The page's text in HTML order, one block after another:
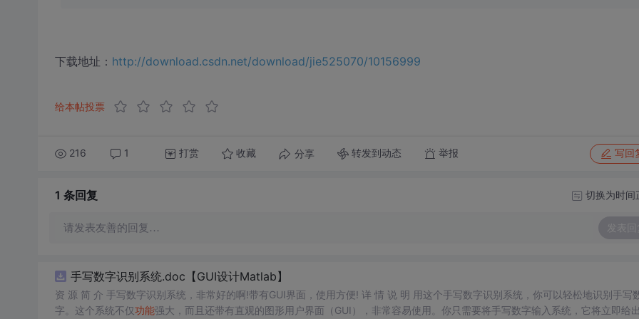
下载地址： http://download.csdn.net/download/jie525070/10156999
给本帖投票
216 1 打赏 收藏 分享 转发到动态 举报 写回
1 条回复 切换为时间
请发表友善的回复… 发表回
手写数字识别系统.doc【GUI设计Matlab】
资 源 简 介 手写数字识别系统，非常好的啊!带有GUI界面，使用方便! 详 情 说 明 用这个手写数字识别系统，你可以轻松地识别手写
字。这个系统不仅功能强大，而且还带有直观的图形用户界面（GUI），非常容易使用。你只需要将手写数字输入系统，它将立即给